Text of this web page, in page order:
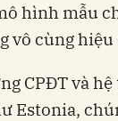
hình mẫu
vô cùng
CPĐT và
Estonia,